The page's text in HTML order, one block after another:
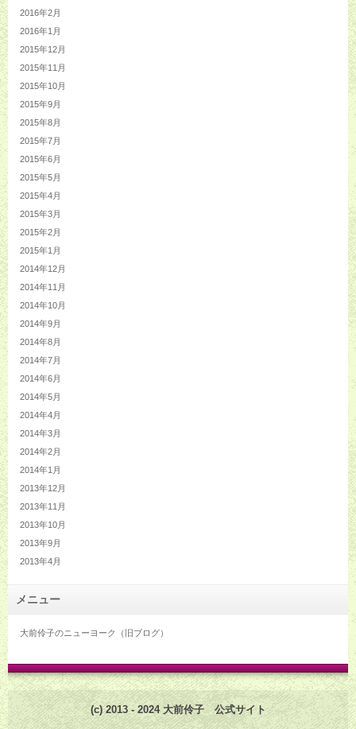
2016年2月
2016年1月
2015年12月
2015年11月
2015年10月
2015年9月
2015年8月
2015年7月
2015年6月
2015年5月
2015年4月
2015年3月
2015年2月
2015年1月
2014年12月
2014年11月
2014年10月
2014年9月
2014年8月
2014年7月
2014年6月
2014年5月
2014年4月
2014年3月
2014年2月
2014年1月
2013年12月
2013年11月
2013年10月
2013年9月
2013年4月
メニュー
大前伶子のニューヨーク（旧ブログ）
(c) 2013 - 2024 大前伶子 公式サイト